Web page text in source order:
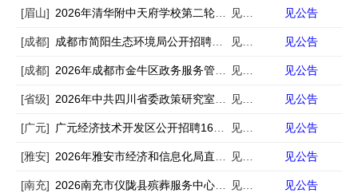
[眉山] 2026年清华附中天府学校第二轮公开考核招聘事业单位工作人员的公告 见公告 见公告
[成都] 成都市简阳生态环境局公开招聘编外人员的公告 见公告 见公告
[成都] 2026年成都市金牛区政务服务管理和行政审批局公开招聘编外人员公告 见公告 见公告
[省级] 2026年中共四川省委政策研究室考调智库中心研究人员公告 见公告 见公告
[广元] 广元经济技术开发区公开招聘16名编外聘用人员的公告 见公告 见公告
[雅安] 2026年雅安市经济和信息化局直属事业单位公开考核招聘工作人员的公告 见公告 见公告
[南充] 2026南充市仪陇县殡葬服务中心编外招聘5人 见公告 见公告